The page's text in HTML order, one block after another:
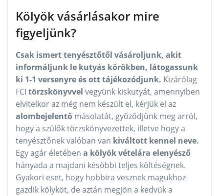
Kölyök vásárlásakor mire
figyeljünk?
Csak ismert tenyésztőtől vásároljunk, akit
informáljunk le kutyás körökben, látogassunk
ki 1-1 versenyre és ott tájékozódjunk. Kizárólag
FCI törzskönyvvel vegyünk kiskutyát, amennyiben
elvitelkor az még nem készült el, kérjük el az
alombejelentő másolatát, győződjünk meg arról,
hogy a szülők törzskönyvezettek, illetve hogy a
tenyésztőnek valóban van kiváltott kennel neve.
Egy agár életében a kölyök vételára elenyésző
hányada a majdani későbbi teljes költéségnek.
Gyakori eset, hogy hobbira vesznek magukhoz
gazdik kölyköt, de aztán megjön a kedvük a